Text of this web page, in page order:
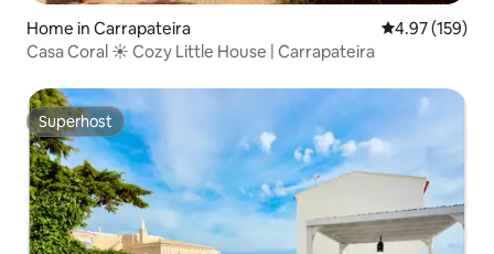
Home in Carrapateira 4.97 out of 5
4.97 (159)
Casa Coral ☀ Cozy Little House | Carrapateira
Superhost
Superhost